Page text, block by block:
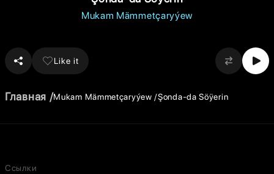
Mukam Mämmetçaryýew
Like it
Главная Mukam Mämmetçaryýew Şonda-da Söÿerin
Ссылки